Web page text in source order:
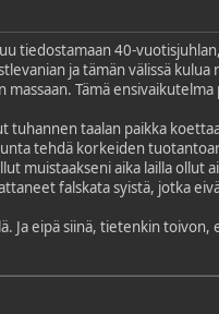
tiedostamaan 40-
ja tämän välissä kulua
Tämä
taalan paikka
tehdä korkeiden
muistaakseni aika lailla ollut
falskata syistä, jotka
Ja eipä siinä, tietenkin toivon,